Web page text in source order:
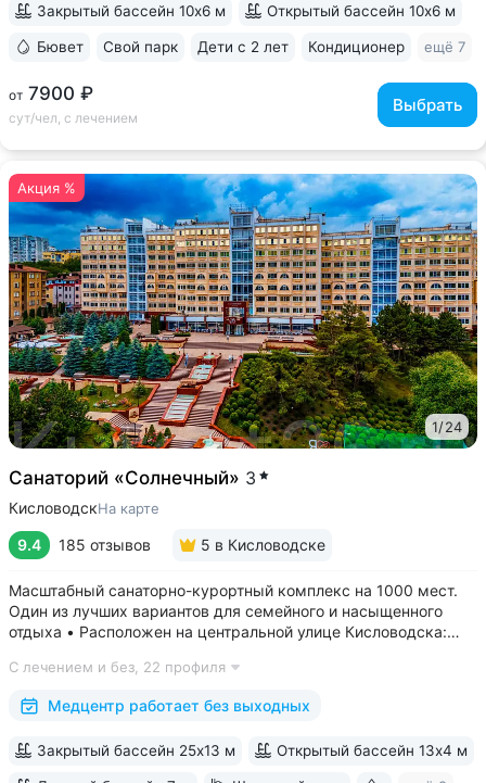
от 7900 ₽
сут/чел, с лечением
Выбрать
Закрытый бассейн 10х6 м Открытый бассейн 10х6 м
Бювет Свой парк Дети с 2 лет Кондиционер ещё 7
Акция %
1/24
Санаторий «Солнечный» 3
КисловодскНа карте
9.4 185 отзывов 5 в Кисловодске
Масштабный санаторно-курортный комплекс на 1000 мест.
Один из лучших вариантов для семейного и насыщенного
отдыха • Расположен на центральной улице Кисловодска:
за 15 минут • Бесплатный трансфер до Курортного парка
и основных достопримечательностей...
С лечением и без, 22 профиля
Медцентр работает без выходных
Закрытый бассейн 25х13 м Открытый бассейн 13x4 м